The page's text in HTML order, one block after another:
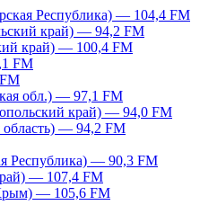
Республика) — 104,4 FM
край) — 94,2 FM
край) — 100,4 FM
FM
обл.) — 97,1 FM
край) — 94,0 FM
область) — 94,2 FM
Республика) — 90,3 FM
— 107,4 FM
— 105,6 FM